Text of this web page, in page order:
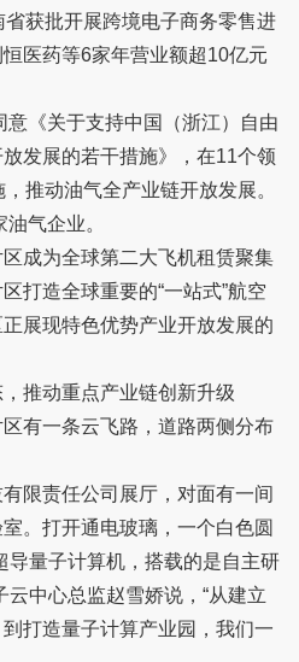
获批开展跨境电子商务零售进
医药等6家年营业额超10亿元
意《关于支持中国（浙江）自由
发展的若干措施》，在11个领
推动油气全产业链开放发展。
气企业。
成为全球第二大飞机租赁聚集
打造全球重要的“一站式”航空
展现特色优势产业开放发展的
推动重点产业链创新升级
有一条云飞路，道路两侧分布
限责任公司展厅，对面有一间
。打开通电玻璃，一个白色圆
导量子计算机，搭载的是自主研
云中心总监赵雪娇说，“从建立
打造量子计算产业园，我们一